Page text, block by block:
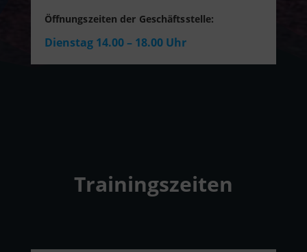
Öffnungszeiten der Geschäftsstelle:
Dienstag 14.00 – 18.00 Uhr
Trainingszeiten